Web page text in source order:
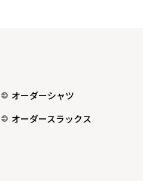
オーダーシャツ
オーダースラックス